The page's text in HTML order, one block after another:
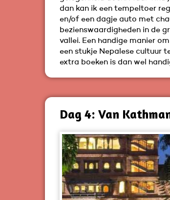
dan kan ik een tempeltoer
en/of een dagje auto met
bezienswaardigheden in de
vallei. Een handige manier
een stukje Nepalese cultuur
extra boeken is dan wel
Dag 4: Van